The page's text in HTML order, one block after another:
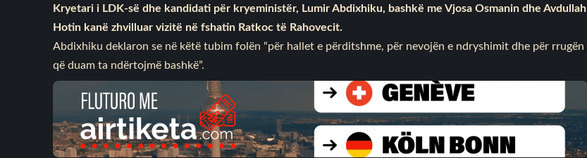
Kryetari i LDK-së dhe kandidati për kryeministër, Lumir Abdixhiku, bashkë me Vjosa Osmanin dhe Avdullah
Hotin kanë zhvilluar vizitë në fshatin Ratkoc të Rahovecit.
Abdixhiku deklaron se në këtë tubim folën “për hallet e përditshme, për nevojën e ndryshimit dhe për rrugën
që duam ta ndërtojmë bashkë”.